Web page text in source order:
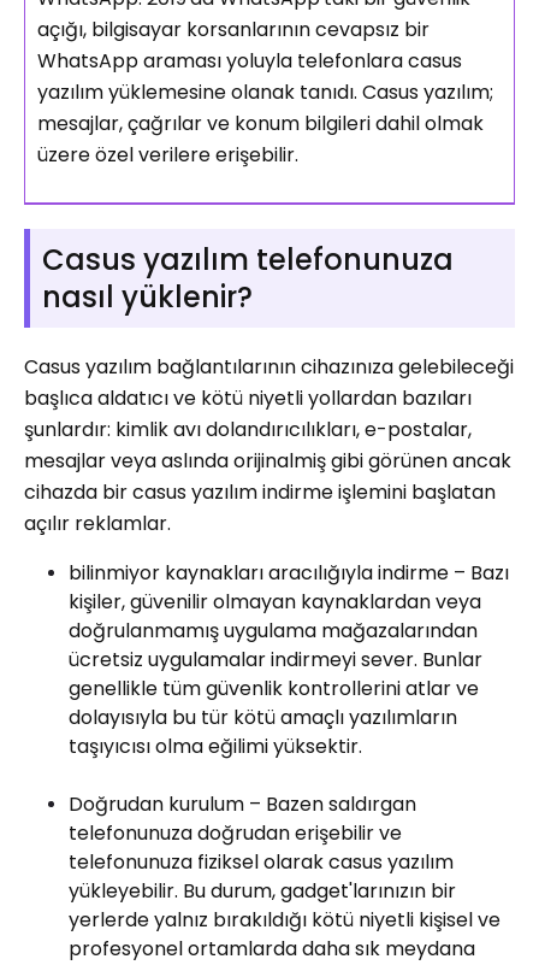
açığı, bilgisayar korsanlarının cevapsız bir
WhatsApp araması yoluyla telefonlara casus
yazılım yüklemesine olanak tanıdı. Casus yazılım;
mesajlar, çağrılar ve konum bilgileri dahil olmak
üzere özel verilere erişebilir.
Casus yazılım telefonunuza
nasıl yüklenir?
Casus yazılım bağlantılarının cihazınıza gelebileceği
başlıca aldatıcı ve kötü niyetli yollardan bazıları
şunlardır: kimlik avı dolandırıcılıkları, e-postalar,
mesajlar veya aslında orijinalmiş gibi görünen ancak
cihazda bir casus yazılım indirme işlemini başlatan
açılır reklamlar.
bilinmiyor kaynakları aracılığıyla indirme – Bazı
kişiler, güvenilir olmayan kaynaklardan veya
doğrulanmamış uygulama mağazalarından
ücretsiz uygulamalar indirmeyi sever. Bunlar
genellikle tüm güvenlik kontrollerini atlar ve
dolayısıyla bu tür kötü amaçlı yazılımların
taşıyıcısı olma eğilimi yüksektir.
Doğrudan kurulum – Bazen saldırgan
telefonunuza doğrudan erişebilir ve
telefonunuza fiziksel olarak casus yazılım
yükleyebilir. Bu durum, gadget'larınızın bir
yerlerde yalnız bırakıldığı kötü niyetli kişisel ve
profesyonel ortamlarda daha sık meydana